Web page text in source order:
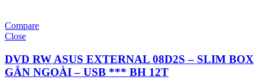
Compare
Close
DVD RW ASUS EXTERNAL 08D2S – SLIM BOX
GẮN NGOÀI – USB *** BH 12T